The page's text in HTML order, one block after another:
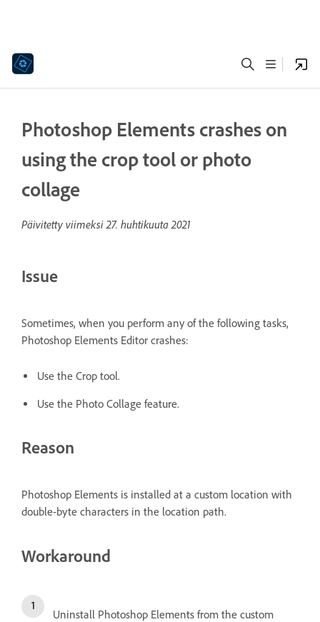
Photoshop Elements crashes on
using the crop tool or photo
collage
Päivitetty viimeksi27. huhtikuuta 2021
Issue
Sometimes, when you perform any of the following tasks,
Photoshop Elements Editor crashes:
Use the Crop tool.
Use the Photo Collage feature.
Reason
Photoshop Elements is installed at a custom location with
double-byte characters in the location path.
Workaround
Uninstall Photoshop Elements from the custom